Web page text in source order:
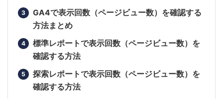
GA4で表示回数（ページビュー数）を確認する
方法まとめ
標準レポートで表示回数（ページビュー数）を
確認する方法
探索レポートで表示回数（ページビュー数）を
確認する方法